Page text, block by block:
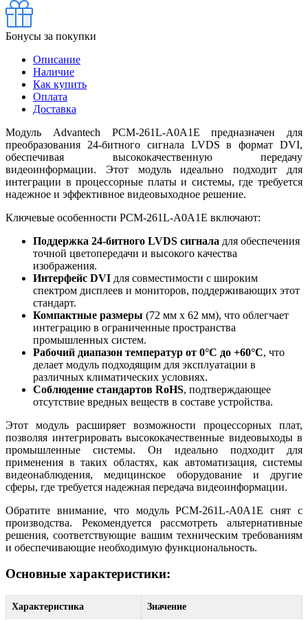
Бонусы за покупки
Описание
Наличие
Как купить
Оплата
Доставка
Модуль Advantech PCM-261L-A0A1E предназначен для
преобразования 24-битного сигнала LVDS в формат DVI,
обеспечивая высококачественную передачу
видеоинформации. Этот модуль идеально подходит для
интеграции в процессорные платы и системы, где требуется
надежное и эффективное видеовыходное решение.
Ключевые особенности PCM-261L-A0A1E включают:
Поддержка 24-битного LVDS сигнала для обеспечения
точной цветопередачи и высокого качества
изображения.
Интерфейс DVI для совместимости с широким
спектром дисплеев и мониторов, поддерживающих этот
стандарт.
Компактные размеры (72 мм x 62 мм), что облегчает
интеграцию в ограниченные пространства
промышленных систем.
Рабочий диапазон температур от 0°C до +60°C, что
делает модуль подходящим для эксплуатации в
различных климатических условиях.
Соблюдение стандартов RoHS, подтверждающее
отсутствие вредных веществ в составе устройства.
Этот модуль расширяет возможности процессорных плат,
позволяя интегрировать высококачественные видеовыходы в
промышленные системы. Он идеально подходит для
применения в таких областях, как автоматизация, системы
видеонаблюдения, медицинское оборудование и другие
сферы, где требуется надежная передача видеоинформации.
Обратите внимание, что модуль PCM-261L-A0A1E снят с
производства. Рекомендуется рассмотреть альтернативные
решения, соответствующие вашим техническим требованиям
и обеспечивающие необходимую функциональность.
Основные характеристики:
Характеристика Значение